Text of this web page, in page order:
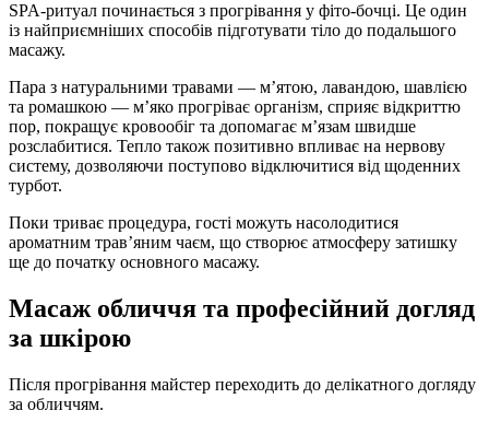
SPA-ритуал починається з прогрівання у фіто-бочці. Це один
із найприємніших способів підготувати тіло до подальшого
масажу.
Пара з натуральними травами — м’ятою, лавандою, шавлією
та ромашкою — м’яко прогріває організм, сприяє відкриттю
пор, покращує кровообіг та допомагає м’язам швидше
розслабитися. Тепло також позитивно впливає на нервову
систему, дозволяючи поступово відключитися від щоденних
турбот.
Поки триває процедура, гості можуть насолодитися
ароматним трав’яним чаєм, що створює атмосферу затишку
ще до початку основного масажу.
Масаж обличчя та професійний догляд
за шкірою
Після прогрівання майстер переходить до делікатного догляду
за обличчям.